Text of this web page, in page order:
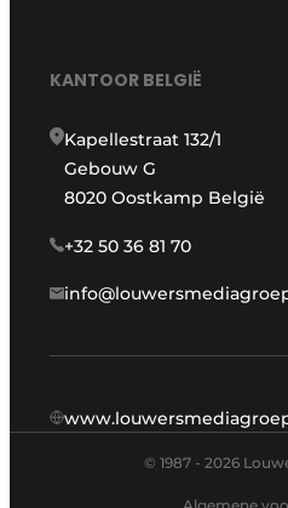
KANTOOR BELGIË
Kapellestraat 132/1
Gebouw G
8020 Oostkamp België
+32 50 36 81 70
© 1987 - 2026